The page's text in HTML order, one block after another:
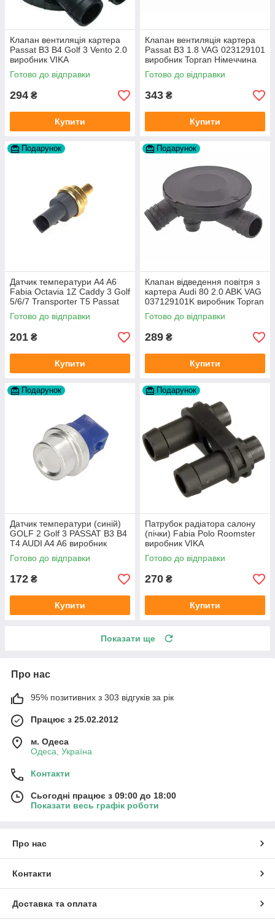
Клапан вентиляція картера
Passat B3 B4 Golf 3 Vento 2.0
виробник VIKA
Готово до відправки
294 ₴
Купити
Клапан вентиляція картера
Passat B3 1.8 VAG 023129101
виробник Topran Німеччина
Готово до відправки
343 ₴
Купити
Подарунок
Датчик температури A4 A6
Fabia Octavia 1Z Caddy 3 Golf
5/6/7 Transporter T5 Passat
B6 (колір сірий)
Готово до відправки
201 ₴
Купити
Подарунок
Клапан відведення повітря з
картера Audi 80 2.0 ABK VAG
037129101K виробник Topran
Німеччина
Готово до відправки
289 ₴
Купити
Подарунок
Датчик температури (синій)
GOLF 2 Golf 3 PASSAT B3 B4
T4 AUDI A4 A6 виробник
Topran Німеччина
Готово до відправки
172 ₴
Купити
Подарунок
Патрубок радіатора салону
(пічки) Fabia Polo Roomster
виробник VIKA
Готово до відправки
270 ₴
Купити
Показати ще
Про нас
95% позитивних з 303 відгуків за рік
Працює з 25.02.2012
м. Одеса
Одеса, Україна
Контакти
Сьогодні працює з 09:00 до 18:00
Показати весь графік роботи
Про нас
Контакти
Доставка та оплата